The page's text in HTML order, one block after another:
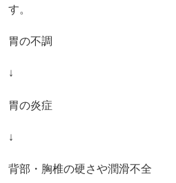
す。
胃の不調
↓
胃の炎症
↓
背部・胸椎の硬さや潤滑不全